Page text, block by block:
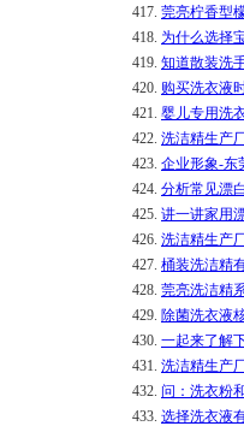
417. 莞亮柠香型
418. 为什么选择
419. 知道散装洗
420. 购买洗衣液
421. 婴儿专用洗
422. 洗洁精生产
423. 企业形象-东
424. 分析常见漂
425. 讲一讲家用
426. 洗洁精生产
427. 桶装洗洁精
428. 莞亮洗洁精
429. 除菌洗衣液
430. 一起来了解
431. 洗洁精生产
432. 问：洗衣粉
433. 选择洗衣液